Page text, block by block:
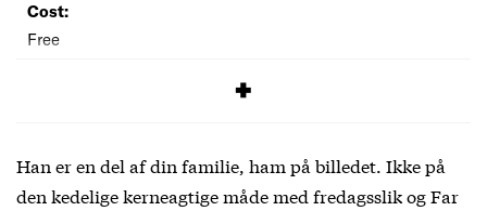
Cost:
Free
Han er en del af din familie, ham på billedet. Ikke på
den kedelige kerneagtige måde med fredagsslik og Far